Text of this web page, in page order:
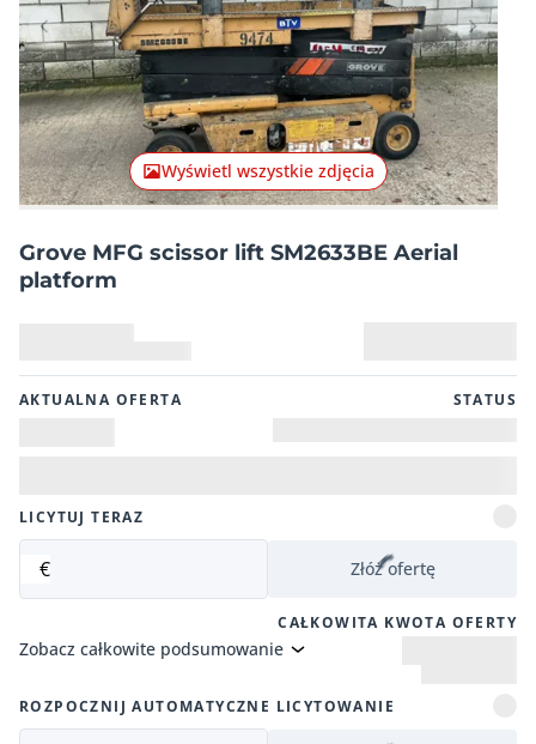
Poprzednia pozycja
Wyświetl wszystkie zdjęcia
Grove MFG scissor lift SM2633BE Aerial
platform
AKTUALNA OFERTA STATUS
LICYTUJ TERAZ
€ Złóż ofertę
CAŁKOWITA KWOTA OFERTY
Zobacz całkowite podsumowanie
ROZPOCZNIJ AUTOMATYCZNE LICYTOWANIE